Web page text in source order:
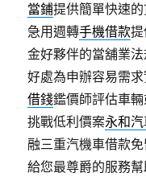
當鋪提供簡單快速
急用週轉手機借款
金好夥伴的當舖業
好處為申辦容易需
借錢鑑價師評估車
挑戰低利價案永和
融三重汽機車借款
給您最尊爵的服務